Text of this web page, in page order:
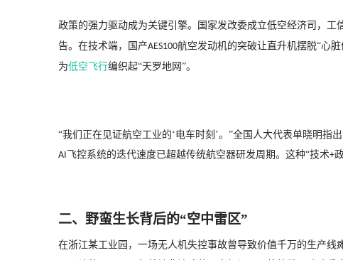
政策的强力驱动成为关键引擎。国家发改委成立低空经济司，工
告。在技术端，国产AES100航空发动机的突破让直升机摆脱“心
为低空飞行编织起“天罗地网”。
“我们正在见证航空工业的‘电车时刻’。”全国人大代表单晓明指
AI 飞控系统的迭代速度已超越传统航空器研发周期。这种“技术+
二、野蛮生长背后的“空中雷区”
在浙江某工业园，一场无人机失控事故曾导致价值千万的生产